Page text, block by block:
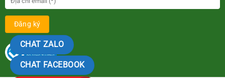
CHAT ZALO
CHAT FACEBOOK